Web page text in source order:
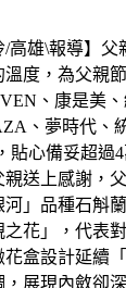
/高雄\報導】
度，為父親
、康是美
、夢時代、
貼心備妥超過
送上感謝，
」品種石斛
花」，代表
盒設計延續
展現內斂卻